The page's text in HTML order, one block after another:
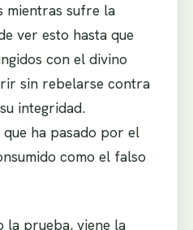
mientras sufre la
ver esto hasta que
con el divino
sin rebelarse contra
integridad.
ha pasado por el
como el falso
la prueba, viene la